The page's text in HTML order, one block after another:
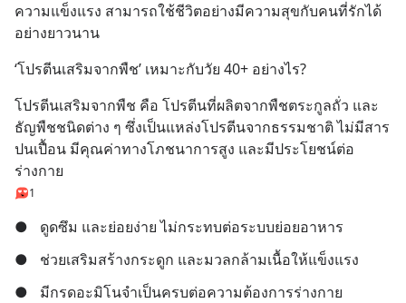
ความแข็งแรง สามารถใช้ชีวิตอย่างมีความสุขกับคนที่รักได้
อย่างยาวนาน
‘โปรตีนเสริมจากพืช’ เหมาะกับวัย 40+ อย่างไร?
โปรตีนเสริมจากพืช คือ โปรตีนที่ผลิตจากพืชตระกูลถั่ว และ
ธัญพืชชนิดต่าง ๆ ซึ่งเป็นแหล่งโปรตีนจากธรรมชาติ ไม่มีสาร
ปนเปื้อน มีคุณค่าทางโภชนาการสูง และมีประโยชน์ต่อ
ร่างกาย
1
●
ดูดซึม และย่อยง่าย ไม่กระทบต่อระบบย่อยอาหาร
●
ช่วยเสริมสร้างกระดูก และมวลกล้ามเนื้อให้แข็งแรง
●
มีกรดอะมิโนจำเป็นครบต่อความต้องการร่างกาย